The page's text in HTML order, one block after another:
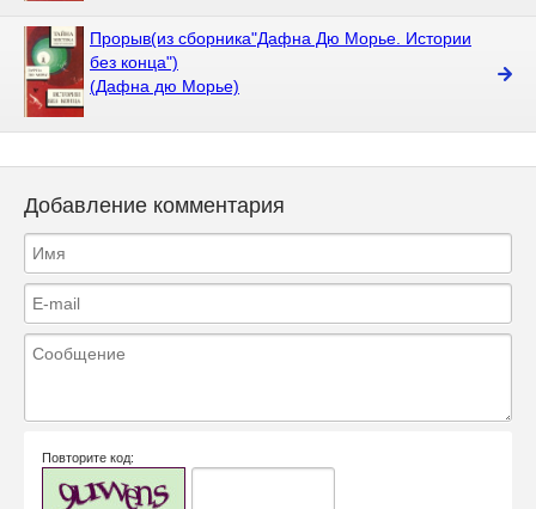
Прорыв(из сборника"Дафна Дю Морье. Истории
без конца")
(Дафна дю Морье)
Добавление комментария
Повторите код: